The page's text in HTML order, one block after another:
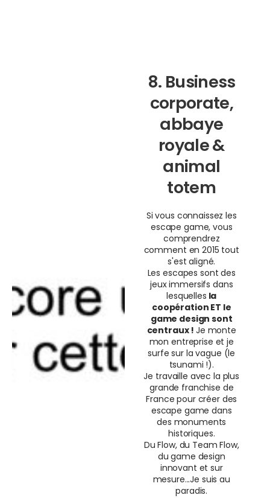
8. Business
corporate,
abbaye
royale &
animal
totem
Si vous connaissez les
escape game, vous
comprendrez
comment en 2015 tout
s'est aligné.
Les escapes sont des
jeux immersifs dans
lesquelles la
coopération ET le
game design sont
centraux !Je monte
mon entreprise et je
surfe sur la vague (le
tsunami !).
Je travaille avec la plus
grande franchise de
France pour créer des
escape game dans
des monuments
historiques.
Du Flow, du Team Flow,
du game design
innovant et sur
mesure...Je suis au
paradis.